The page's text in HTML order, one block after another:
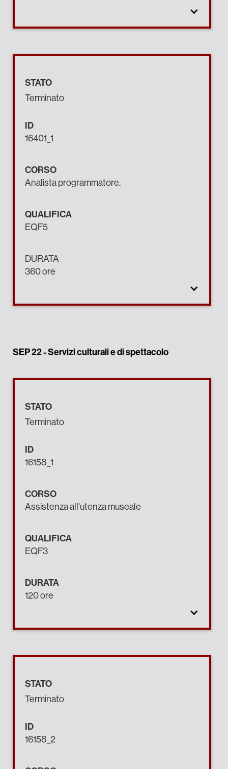
STATO
Terminato
ID
16401_1
CORSO
Analista programmatore.
QUALIFICA
EQF5
DURATA
360 ore
SEP 22 -Servizi culturali e di spettacolo
STATO
Terminato
ID
16158_1
CORSO
Assistenza all'utenza museale
QUALIFICA
EQF3
DURATA
120 ore
STATO
Terminato
ID
16158_2